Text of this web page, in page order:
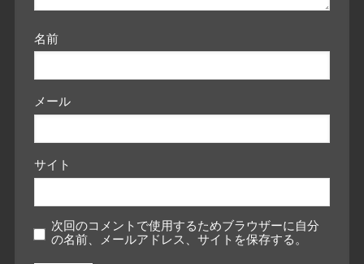
名前
メール
サイト
次回のコメントで使用するためブラウザーに自分
の名前、メールアドレス、サイトを保存する。